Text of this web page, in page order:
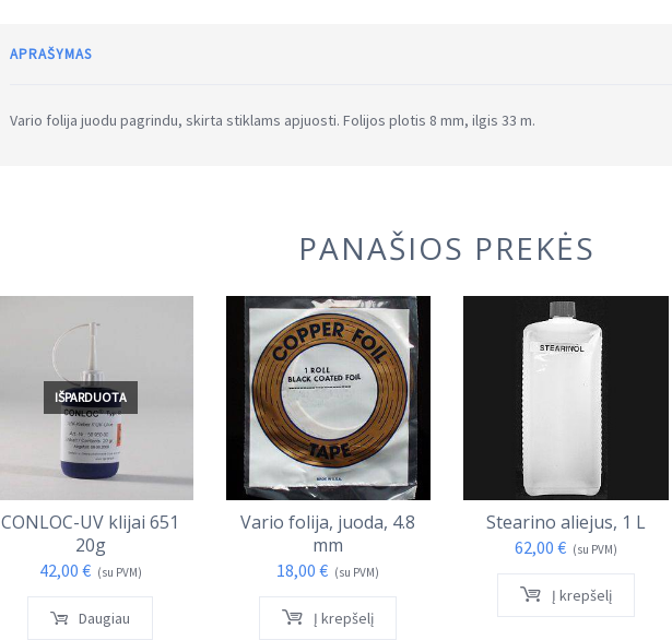
APRAŠYMAS
Vario folija juodu pagrindu, skirta stiklams apjuosti. Folijos plotis 8 mm, ilgis 33 m.
PANAŠIOS PREKĖS
IŠPARDUOTA
CONLOC-UV klijai 651
20g
42,00 € (su PVM)
Daugiau
Vario folija, juoda, 4.8
mm
18,00€ (su PVM)
Į krepšelį
Stearino aliejus, 1 L
62,00 € (su PVM)
Į krepšelį